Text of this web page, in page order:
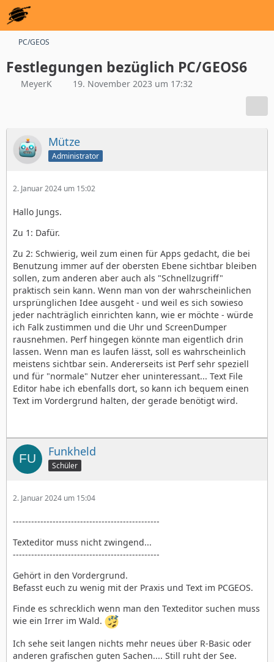
PC/GEOS
Festlegungen bezüglich PC/GEOS6
MeyerK 19. November 2023 um 17:32
Mütze
Administrator
2. Januar 2024 um 15:02
Hallo Jungs.
Zu 1: Dafür.
Zu 2: Schwierig, weil zum einen für Apps gedacht, die bei
Benutzung immer auf der obersten Ebene sichtbar bleiben
sollen, zum anderen aber auch als "Schnellzugriff"
praktisch sein kann. Wenn man von der wahrscheinlichen
ursprünglichen Idee ausgeht - und weil es sich sowieso
jeder nachträglich einrichten kann, wie er möchte - würde
ich Falk zustimmen und die Uhr und ScreenDumper
rausnehmen. Perf hingegen könnte man eigentlich drin
lassen. Wenn man es laufen lässt, soll es wahrscheinlich
meistens sichtbar sein. Andererseits ist Perf sehr speziell
und für "normale" Nutzer eher uninteressant... Text File
Editor habe ich ebenfalls dort, so kann ich bequem einen
Text im Vordergrund halten, der gerade benötigt wird.
Funkheld
Schüler
2. Januar 2024 um 15:04
------------------------------------------------
Texteditor muss nicht zwingend...
------------------------------------------------
Gehört in den Vordergrund.
Befasst euch zu wenig mit der Praxis und Text im PCGEOS.
Finde es schrecklich wenn man den Texteditor suchen muss
wie ein Irrer im Wald.
Ich sehe seit langen nichts mehr neues über R-Basic oder
anderen grafischen guten Sachen.... Still ruht der See.